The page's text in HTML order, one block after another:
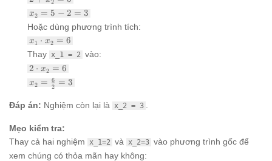
= 5
2
x_2
= 5
- 2
= 3
x2 = 5 − 2 = 3
Hoặc dùng phương trình tích:
x_1
\cdot
x_2
= 6
x1 ⋅ x2 = 6
Thay x_1 = 2 vào:
2
x_2
2 ⋅ x2 = 6
x_2 =
\frac{6}
{2} = 3
x2 = 2
6 = 3
Đáp án: Nghiệm còn lại là x_2 = 3 .
Mẹo kiểm tra:
Thay cả hai nghiệm
x_1=2 và x_2=3 vào phương trình gốc để
xem chúng có thỏa mãn hay không: